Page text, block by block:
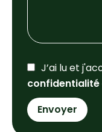
J’ai lu et
confidentialité
Envoyer